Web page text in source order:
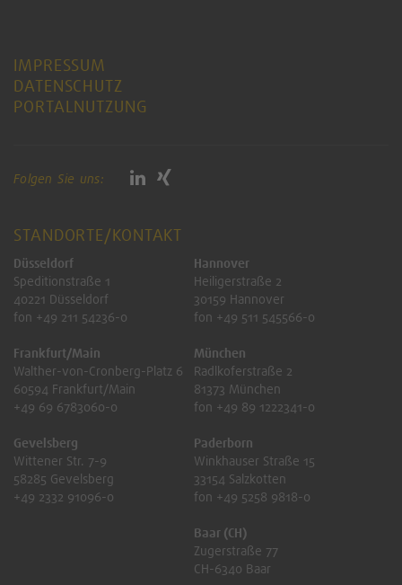
IMPRESSUM
DATENSCHUTZ
PORTALNUTZUNG
Folgen Sie uns:
STANDORTE/KONTAKT
Düsseldorf
Speditionstraße 1
40221 Düsseldorf
fon +49 211 54236-0
Frankfurt/Main
Walther-von-Cronberg-Platz 6
60594 Frankfurt/Main
+49 69 6783060-0
Gevelsberg
Wittener Str. 7-9
58285 Gevelsberg
+49 2332 91096-0
Hannover
Heiligerstraße 2
30159 Hannover
fon +49 511 545566-0
München
Radlkoferstraße 2
81373 München
fon +49 89 1222341-0
Paderborn
Winkhauser Straße 15
33154 Salzkotten
fon +49 5258 9818-0
Baar (CH)
Zugerstraße 77
CH-6340 Baar